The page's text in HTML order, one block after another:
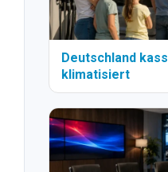
Deutschland
klimatisiert